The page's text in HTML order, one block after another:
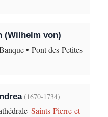
(Wilhelm von)
• Pont des Petites
(1670-1734)
Saints-Pierre-et-